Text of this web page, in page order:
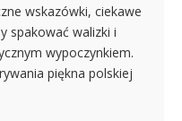
wskazówki, ciekawe
spakować walizki i
wypoczynkiem.
piękna polskiej